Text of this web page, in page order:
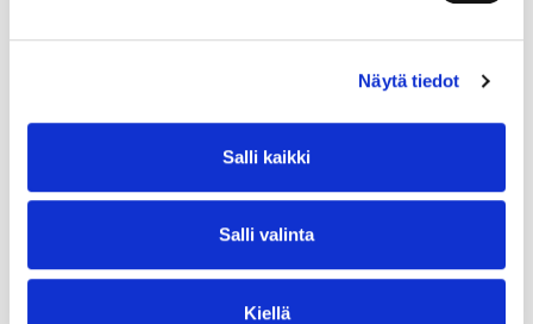
Näytä tiedot
Salli kaikki
Salli valinta
Kiellä